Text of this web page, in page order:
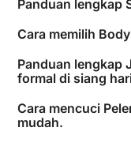
Panduan lengkap
Cara memilih
Panduan lengkap
formal di siang
Cara mencuci
mudah.